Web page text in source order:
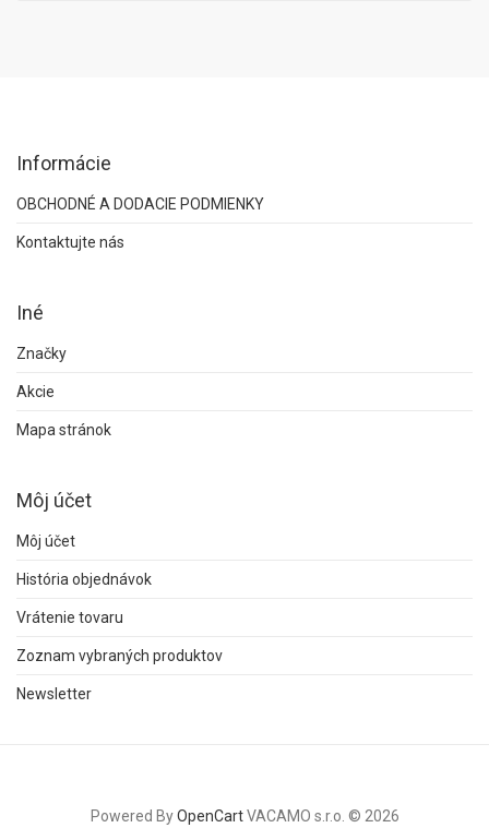
Informácie
OBCHODNÉ A DODACIE PODMIENKY
Kontaktujte nás
Iné
Značky
Akcie
Mapa stránok
Môj účet
Môj účet
História objednávok
Vrátenie tovaru
Zoznam vybraných produktov
Newsletter
Powered ByOpenCartVACAMO s.r.o. © 2026